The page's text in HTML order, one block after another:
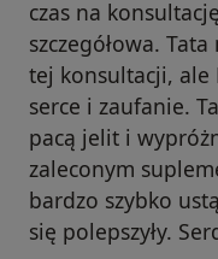
czas na
szczegółowa.
tej konsultacji, ale
serce i zaufanie.
pacą jelit i
zaleconym
bardzo szybko
się polepszyły.